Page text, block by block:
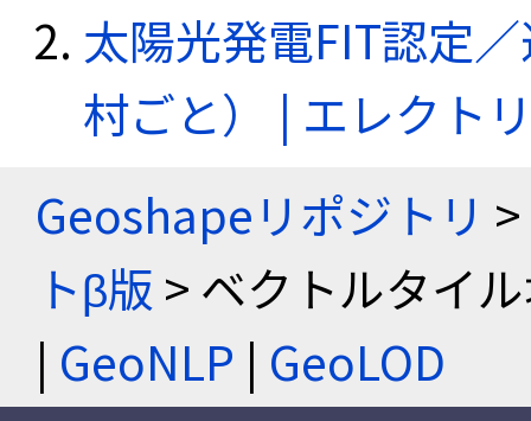
太陽光発電FIT認定
村ごと） | エレクト
Geoshapeリポジトリ >
トβ版 > ベクトルタイ
| GeoNLP | GeoLOD